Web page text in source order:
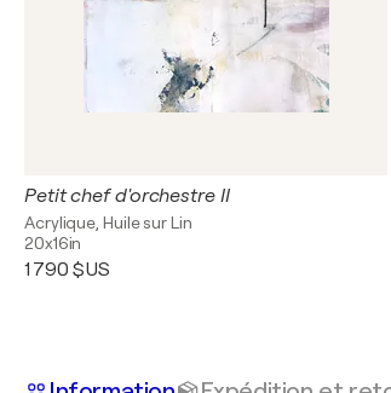
Petit chef d'orchestre II
Acrylique, Huile sur Lin
20x16in
1 790 $US